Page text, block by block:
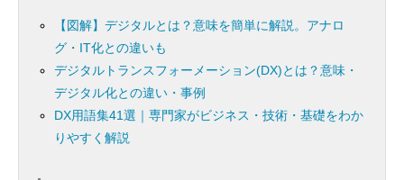
【図解】デジタルとは？意味を簡単に解説。アナロ
グ・IT化との違いも
デジタルトランスフォーメーション(DX)とは？意味・
デジタル化との違い・事例
DX用語集41選｜専門家がビジネス・技術・基礎をわか
りやすく解説